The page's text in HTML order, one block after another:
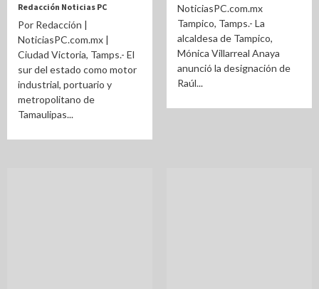
Redacción Noticias PC
Por Redacción |
NoticiasPC.com.mx |
Ciudad Victoria, Tamps.- El
sur del estado como motor
industrial, portuario y
metropolitano de
Tamaulipas...
NoticiasPC.com.mx
Tampico, Tamps.- La
alcaldesa de Tampico,
Mónica Villarreal Anaya
anunció la designación de
Raúl...